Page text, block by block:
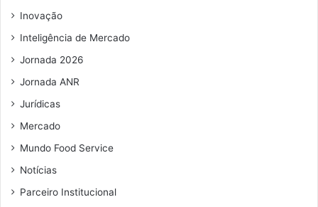
a
i
Inovação
Inteligência de Mercado
Jornada 2026
Jornada ANR
Jurídicas
Mercado
Mundo Food Service
Notícias
Parceiro Institucional